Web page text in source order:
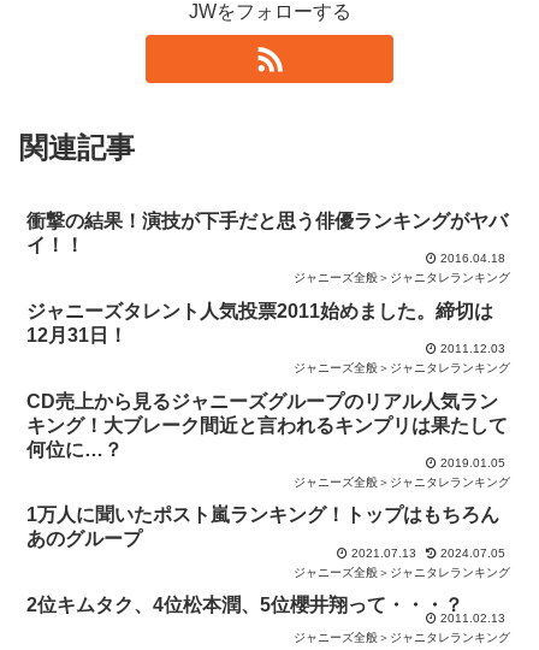
JWをフォローする
関連記事
衝撃の結果！演技が下手だと思う俳優ランキングがヤバ
イ！！
2016.04.18
ジャニーズ全般＞ジャニタレランキング
ジャニーズタレント人気投票2011始めました。締切は
12月31日！
2011.12.03
ジャニーズ全般＞ジャニタレランキング
CD売上から見るジャニーズグループのリアル人気ラン
キング！大ブレーク間近と言われるキンプリは果たして
何位に…？
2019.01.05
ジャニーズ全般＞ジャニタレランキング
1万人に聞いたポスト嵐ランキング！トップはもちろん
あのグループ
2021.07.13
2024.07.05
ジャニーズ全般＞ジャニタレランキング
2位キムタク、4位松本潤、5位櫻井翔って・・・？
2011.02.13
ジャニーズ全般＞ジャニタレランキング